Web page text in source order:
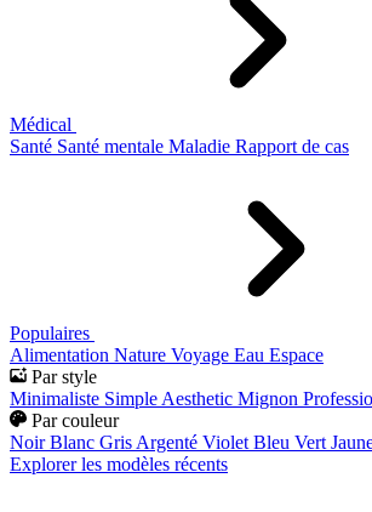
Médical
Santé Santé mentale Maladie Rapport de cas
Populaires
Alimentation Nature Voyage Eau Espace
Par style
Minimaliste Simple Aesthetic Mignon
Par couleur
Noir Blanc Gris Argenté Violet Bleu Vert
Explorer les modèles récents